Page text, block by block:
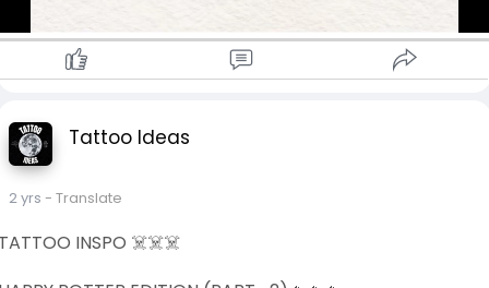
Tattoo Ideas
2 yrs - Translate
INSPO ☠️☠️☠️